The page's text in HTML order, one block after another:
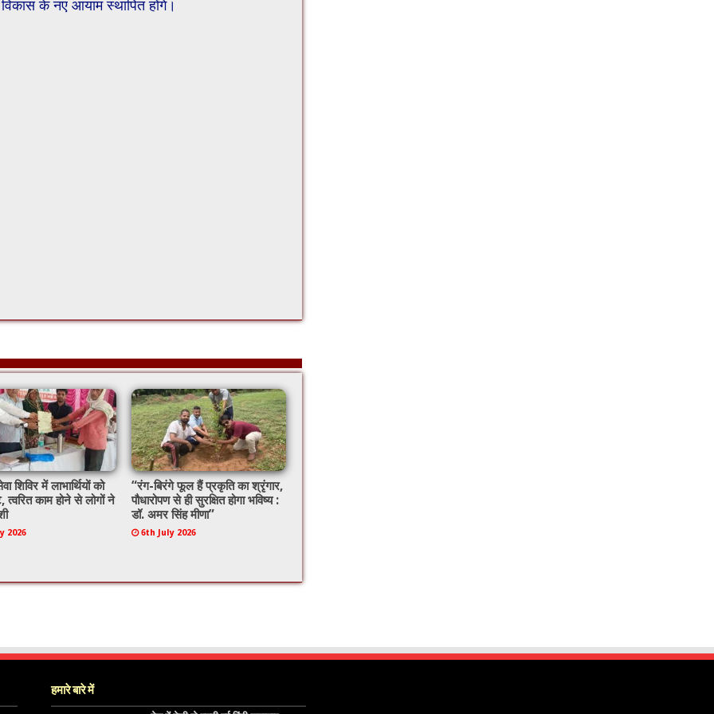
विकास के नए आयाम स्थापित होंगे।
शिविर में लाभार्थियों को
त्वरित काम होने से लोगों ने
2026
“रंग-बिरंगे फूल हैं प्रकृति का श्रृंगार,
पौधारोपण से ही सुरक्षित होगा भविष्य :
डॉ. अमर सिंह मीणा”
6th July 2026
हमारे बारे में